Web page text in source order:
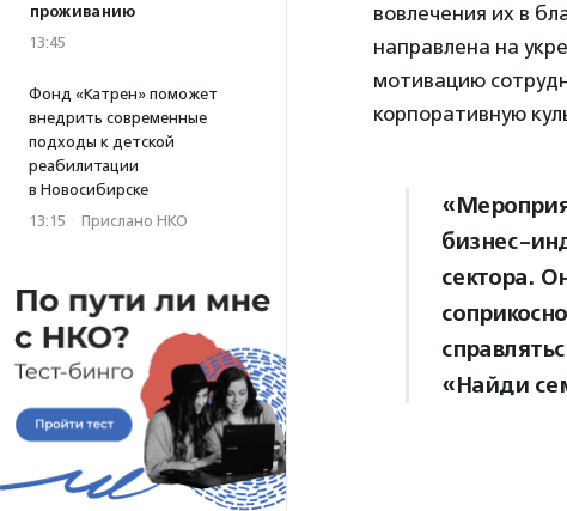
проживанию
13:45
Фонд «Катрен» поможет
внедрить современные
подходы к детской
реабилитации
в Новосибирске
13:15 · Прислано НКО
вовлечения их в
направлена на
мотивацию
корпоративную
бизнес-
сектора.
«Найди